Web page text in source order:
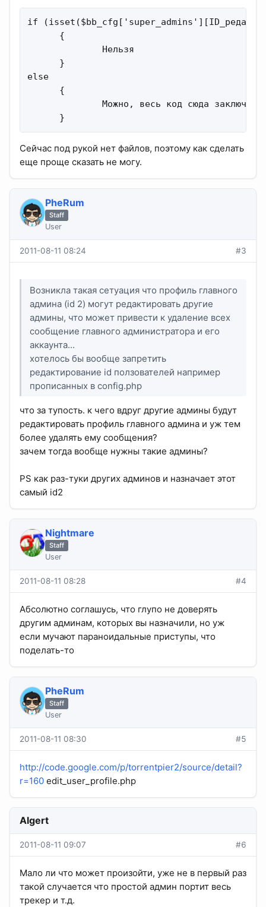
if
      {
              Нельзя
      }
else
      {
              Можно, весь код сюда заключить
      }
Сейчас под рукой нет файлов, поэтому как сделать
еще проще сказать не могу.
PheRum
Staff
User
2011-08-11 08:24 #3
Возникла такая сетуация что профиль главного
админа (id 2) могут редактировать другие
админы, что может привести к удаление всех
сообщение главного администратора и его
аккаунта...
хотелось бы вообще запретить
редактирование id ползователей например
прописанных в config.php
что за тупость. к чего вдруг другие админы будут
редактировать профиль главного админа и уж тем
более удалять ему сообщения?
зачем тогда вообще нужны такие админы?
PS как раз-туки других админов и назначает этот
самый id2
Nightmare
Staff
User
2011-08-11 08:28 #4
Абсолютно соглашусь, что глупо не доверять
другим админам, которых вы назначили, но уж
если мучают параноидальные приступы, что
поделать-то
PheRum
Staff
User
2011-08-11 08:30 #5
http://code.google.com/p/torrentpier2/source/detail?
r=160 edit_user_profile.php
Algert
2011-08-11 09:07 #6
Мало ли что может произойти, уже не в первый раз
такой случается что простой админ портит весь
трекер и т.д.